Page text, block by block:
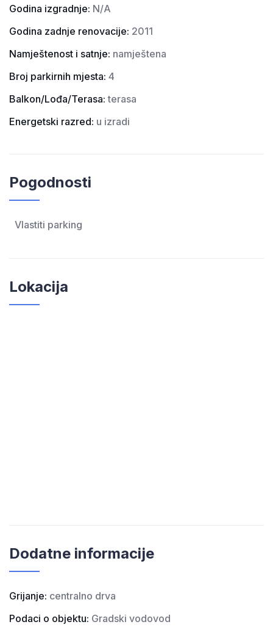
Godina izgradnje: N/A
Godina zadnje renovacije: 2011
Namještenost i satnje: namještena
Broj parkirnih mjesta: 4
Balkon/Lođa/Terasa: terasa
Energetski razred: u izradi
Pogodnosti
Vlastiti parking
Lokacija
Dodatne informacije
Grijanje: centralno drva
Podaci o objektu: Gradski vodovod